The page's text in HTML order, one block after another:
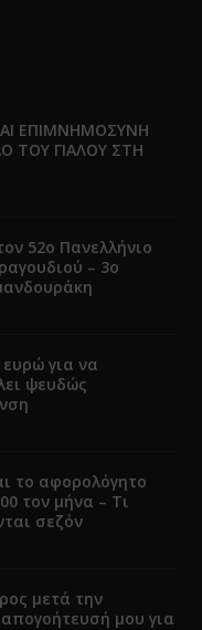
ΕΠΙΜΝΗΜΟΣΥΝΗ
ΤΟΥ ΓΙΑΛΟΥ ΣΤΗ
52ο Πανελλήνιο
– 3ο
για να
ψευδώς
το αφορολόγητο
τον μήνα – Τι
σεζόν
μετά την
μου για